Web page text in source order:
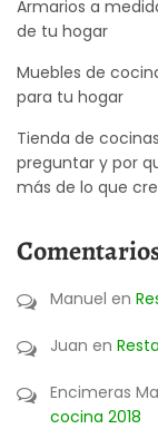
Armarios a
de tu hogar
Muebles de
para tu hogar
Tienda de
preguntar y por
más de lo que
Manuel en
Juan en
Encimeras
cocina 2018